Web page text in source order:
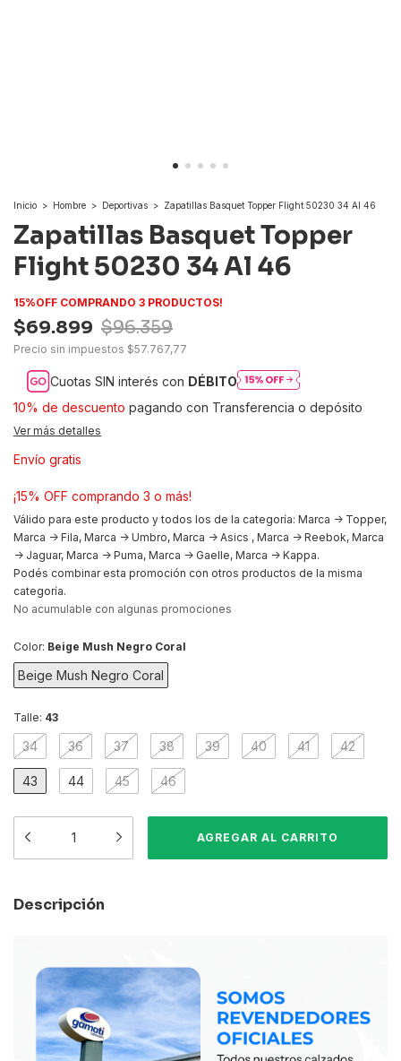
Inicio > Hombre > Deportivas > Zapatillas Basquet Topper Flight 50230 34 Al 46
Zapatillas Basquet Topper
Flight 50230 34 Al 46
15%OFF COMPRANDO 3 PRODUCTOS!
$69.899 $96.359
Precio sin impuestos $57.767,77
Cuotas SIN interés con DÉBITO
10% de descuento pagando con Transferencia o depósito
Ver más detalles
Envío gratis
¡15% OFF comprando 3 o más!
Válido para este producto y todos los de la categoría: Marca -> Topper,
Marca -> Fila, Marca -> Umbro, Marca -> Asics , Marca -> Reebok, Marca
-> Jaguar, Marca -> Puma, Marca -> Gaelle, Marca -> Kappa.
Podés combinar esta promoción con otros productos de la misma
categoría.
No acumulable con algunas promociones
Color: Beige Mush Negro Coral
Beige Mush Negro Coral
Talle: 43
34 36 37 38 39 40 41 42
43 44 45 46
Descripción